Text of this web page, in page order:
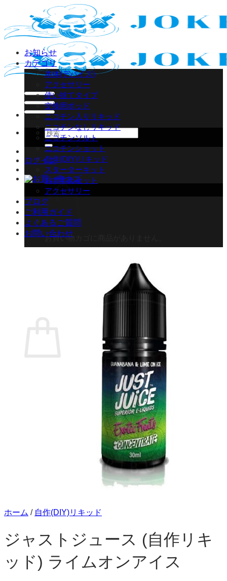
content
検
索
対
象:
ログイン
お買い物カゴに商品がありません。
0
お買い物カゴに商品がありません。
お知らせ
カテゴリ
本体(デバイス)
アクセサリー
使い捨てタイプ
交換用ポッド
ニコチン入りリキッド
ニコチンなしリキッド
ニコチンソルト
ニコチンショット
自作(DIY)リキッド
スターターキット
おすすめセット
アクセサリー
ブログ
ご利用ガイド
よくあるご質問
お問い合わせ
ホーム / 自作(DIY)リキッド
ジャストジュース (自作リキ
ッド) ライムオンアイス